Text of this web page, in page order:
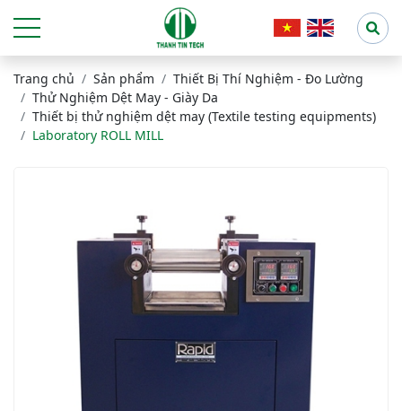
Trang chủ Sản phẩm
Thiết Bị Thí Nghiệm - Đo Lường
Thử Nghiệm Dệt May - Giày Da
Thiết bị thử nghiệm dệt may (Textile testing equipments)
Laboratory ROLL MILL